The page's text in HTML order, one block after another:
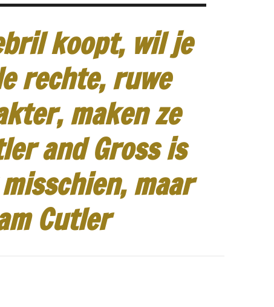
koopt, wil je
rechte, ruwe
maken ze
and Gross is
maar
Cutler